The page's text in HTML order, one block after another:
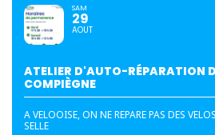
SAM
29
AOUT
ATELIER D'AUTO-RÉPARATION
COMPIÈGNE
A VELOOISE, ON NE REPARE PAS DES
SELLE